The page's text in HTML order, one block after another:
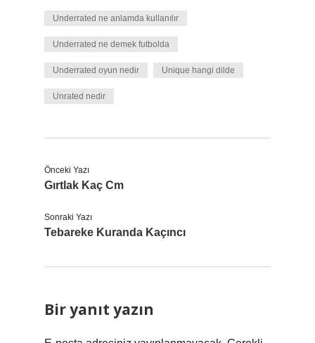
Underrated ne anlamda kullanılır
Underrated ne demek futbolda
Underrated oyun nedir Unique hangi dilde
Unrated nedir
Önceki Yazı
Gırtlak Kaç Cm
Sonraki Yazı
Tebareke Kuranda Kaçıncı
Bir yanıt yazın